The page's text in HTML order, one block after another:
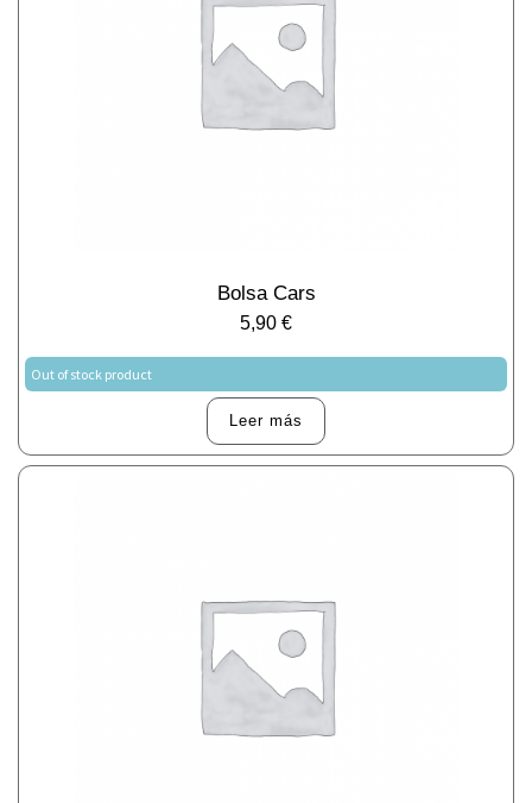
Bolsa Cars
5,90 €
Out of stock product
Leer más